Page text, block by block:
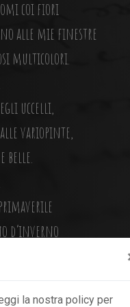
la nostra policy per
coi fiori
alle mie finestre
multicolori.
uccelli,
variopinte,
belle.
d’inverno